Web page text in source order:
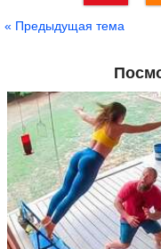
« Предыдущая тема